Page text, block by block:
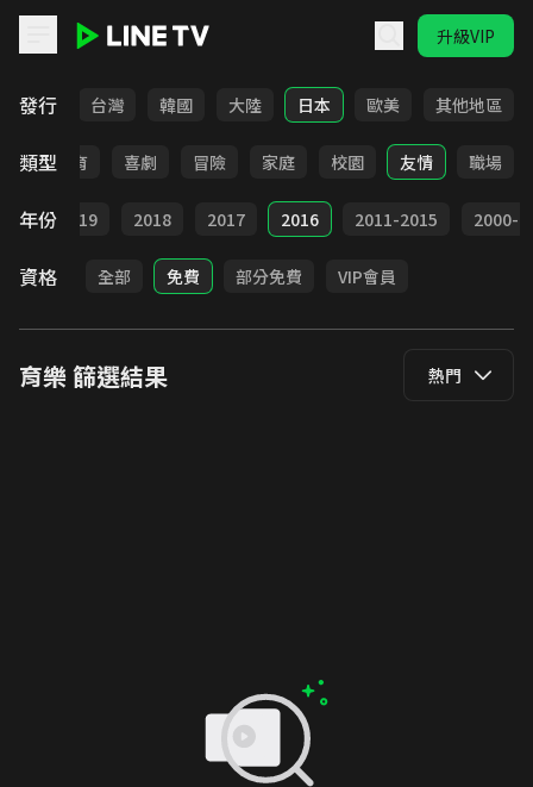
升級VIP
發行
全部 台灣 韓國 大陸 日本 歐美 其他地區
類型教育 喜劇 冒險 家庭 校園 友情 職場
年份 2019 2018 2017 2016 2011-2015 2000-
資格 全部 免費 部分免費 VIP會員
育樂篩選結果 熱門